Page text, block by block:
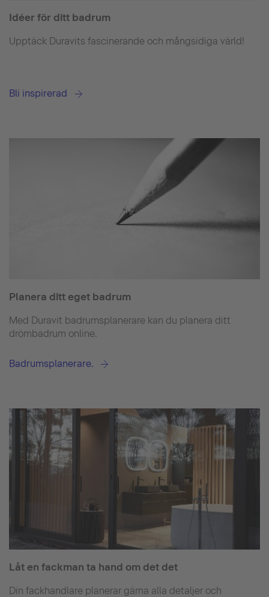
Idéer för ditt badrum
Upptäck Duravits fascinerande och mångsidiga värld!
Bli inspirerad
Planera ditt eget badrum
Med Duravit badrumsplanerare kan du planera ditt
drömbadrum online.
Badrumsplanerare.
Låt en fackman ta hand om det det
Din fackhandlare planerar gärna alla detaljer och